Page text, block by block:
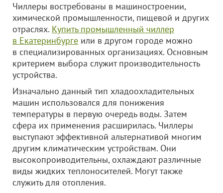
Чиллеры востребованы в машиностроении,
химической промышленности, пищевой и других
отраслях. Купить промышленный чиллер
в Екатеринбурге или в другом городе можно
в специализированных организациях. Основным
критерием выбора служит производительность
устройства.
Изначально данный тип хладоохладительных
машин использовался для понижения
температуры в первую очередь воды. Затем
сфера их применения расширилась. Чиллеры
выступают эффективной альтернативой многим
другим климатическим устройствам. Они
высокопроиводительны, охлаждают различные
виды жидких теплоносителей. Могут также
служить для отопления.